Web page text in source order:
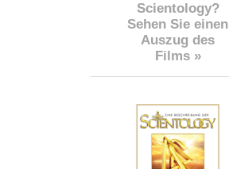
Scientology?
Sehen Sie einen
Auszug des
Films »